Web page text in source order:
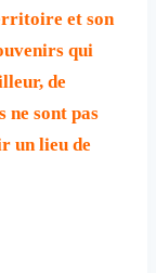
et son
qui
de
ne sont pas
un lieu de